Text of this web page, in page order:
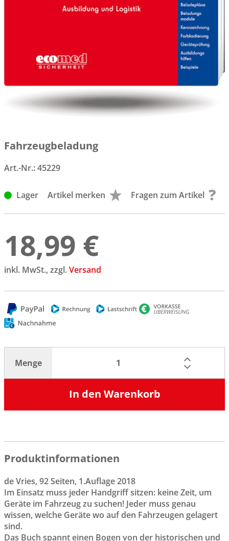
Fahrzeugbeladung
Art.-Nr.:45229
Lager Artikel merken Fragen zum Artikel
18,99 €
inkl. MwSt., zzgl.Versand
Menge
In den Warenkorb
Produktinformationen
de Vries, 92 Seiten, 1.Auflage 2018
Im Einsatz muss jeder Handgriff sitzen: keine Zeit, um
Geräte im Fahrzeug zu suchen! Jeder muss genau
wissen, welche Geräte wo auf den Fahrzeugen gelagert
sind.
Das Buch spannt einen Bogen von der historischen und